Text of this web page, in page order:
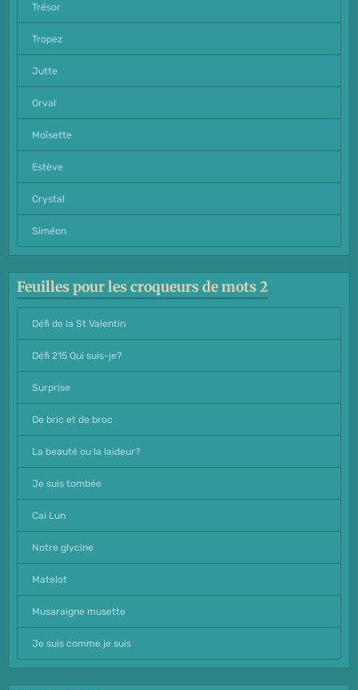
Trésor
Tropez
Jutte
Orval
Moïsette
Estève
Crystal
Siméon
Feuilles pour les croqueurs de mots 2
Défi de la St Valentin
Défi 215 Qui suis-je?
Surprise
De bric et de broc
La beauté ou la laideur?
Je suis tombée
Cai Lun
Notre glycine
Matelot
Musaraigne musette
Je suis comme je suis